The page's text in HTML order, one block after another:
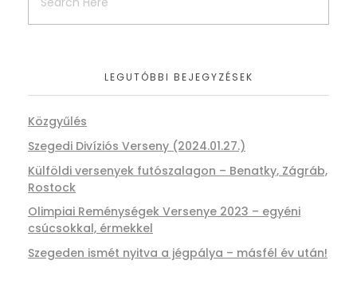
LEGUTÓBBI BEJEGYZÉSEK
Közgyűlés
Szegedi Divíziós Verseny (2024.01.27.)
Külföldi versenyek futószalagon – Benatky, Zágráb,
Rostock
Olimpiai Reménységek Versenye 2023 – egyéni
csúcsokkal, érmekkel
Szegeden ismét nyitva a jégpálya – másfél év után!